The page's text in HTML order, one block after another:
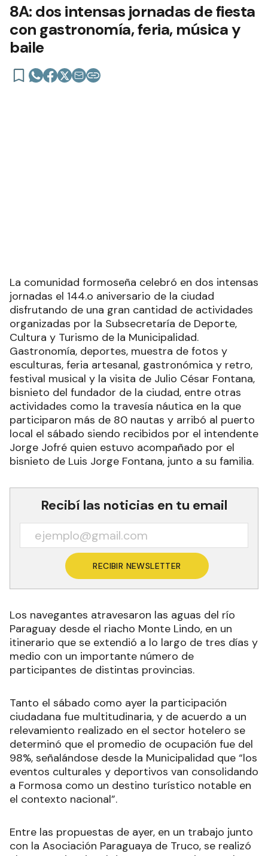
8A: dos intensas jornadas de fiesta
con gastronomía, feria, música y
baile
La comunidad formoseña celebró en dos intensas
jornadas el 144.o aniversario de la ciudad
disfrutando de una gran cantidad de actividades
organizadas por la Subsecretaría de Deporte,
Cultura y Turismo de la Municipalidad.
Gastronomía, deportes, muestra de fotos y
esculturas, feria artesanal, gastronómica y retro,
festival musical y la visita de Julio César Fontana,
bisnieto del fundador de la ciudad, entre otras
actividades como la travesía náutica en la que
participaron más de 80 nautas y arribó al puerto
local el sábado siendo recibidos por el intendente
Jorge Jofré quien estuvo acompañado por el
bisnieto de Luis Jorge Fontana, junto a su familia.
Recibí las noticias en tu email
RECIBIR NEWSLETTER
Los navegantes atravesaron las aguas del río
Paraguay desde el riacho Monte Lindo, en un
itinerario que se extendió a lo largo de tres días y
medio con un importante número de
participantes de distintas provincias.
Tanto el sábado como ayer la participación
ciudadana fue multitudinaria, y de acuerdo a un
relevamiento realizado en el sector hotelero se
determinó que el promedio de ocupación fue del
98%, señalándose desde la Municipalidad que “los
eventos culturales y deportivos van consolidando
a Formosa como un destino turístico notable en
el contexto nacional”.
Entre las propuestas de ayer, en un trabajo junto
con la Asociación Paraguaya de Truco, se realizó